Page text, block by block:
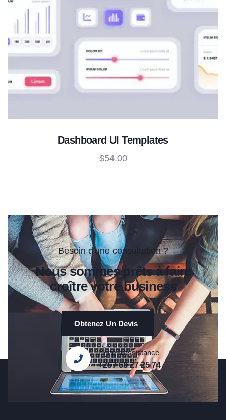
Dashboard UI Templates
$54.00
Besoin d'une consultation ?
Nous sommes prêts à faire
croître votre business
Obtenez Un Devis
Ligne d'assistance
+257 68 27 25 74